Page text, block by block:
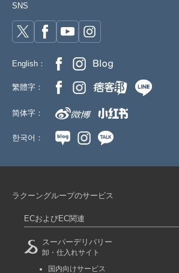
SNS
English：
繁體字：
简体字：
한국어：
ラクーングループのサービス
ECおよびEC関連
スーパーデリバリー
卸・仕入れサイト
国内向けサービス